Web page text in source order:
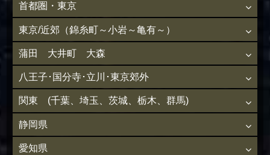
首都圏・東京
東京/近郊（錦糸町～小岩～亀有～）
蒲田 大井町 大森
八王子･国分寺･立川･東京郊外
関東 (千葉、埼玉、茨城、栃木、群馬)
静岡県
愛知県